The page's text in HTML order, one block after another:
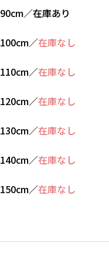
90cm／在庫あり
100cm／在庫なし
110cm／在庫なし
120cm／在庫なし
130cm／在庫なし
140cm／在庫なし
150cm／在庫なし